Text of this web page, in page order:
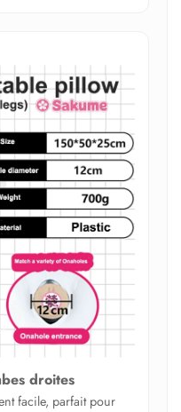
droites
facile, parfait pour